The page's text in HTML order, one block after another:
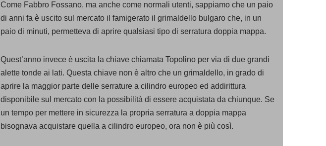
Come Fabbro Fossano, ma anche come normali utenti, sappiamo che un paio
di anni fa è uscito sul mercato il famigerato il grimaldello bulgaro che, in un
paio di minuti, permetteva di aprire qualsiasi tipo di serratura doppia mappa.
Quest’anno invece è uscita la chiave chiamata Topolino per via di due grandi
alette tonde ai lati. Questa chiave non è altro che un grimaldello, in grado di
aprire la maggior parte delle serrature a cilindro europeo ed addirittura
disponibile sul mercato con la possibilità di essere acquistata da chiunque. Se
un tempo per mettere in sicurezza la propria serratura a doppia mappa
bisognava acquistare quella a cilindro europeo, ora non è più così.